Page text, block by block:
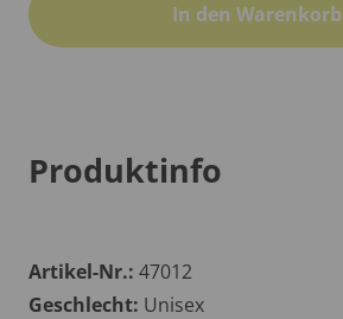
In den Warenkorb
Produktinfo
Artikel-Nr.: 47012
Geschlecht: Unisex